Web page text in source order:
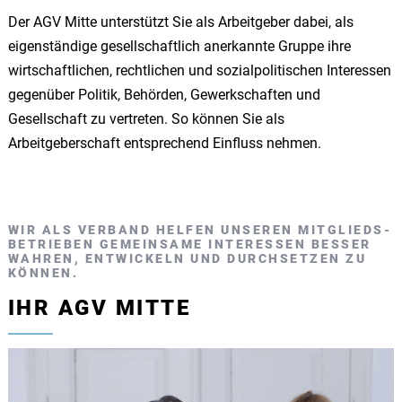
Der AGV Mitte unterstützt Sie als Arbeitgeber dabei, als
eigenständige gesellschaftlich anerkannte Gruppe ihre
wirtschaftlichen, rechtlichen und sozialpolitischen Interessen
gegenüber Politik, Behörden, Gewerkschaften und
Gesellschaft zu vertreten. So können Sie als
Arbeitgeberschaft entsprechend Einfluss nehmen.
WIR ALS VERBAND HELFEN UNSEREN MITGLIEDS­
BETRIEBEN GEMEINSAME INTERESSEN BESSER
WAHREN, ENTWICKELN UND DURCHSETZEN ZU
KÖNNEN.
IHR AGV MITTE